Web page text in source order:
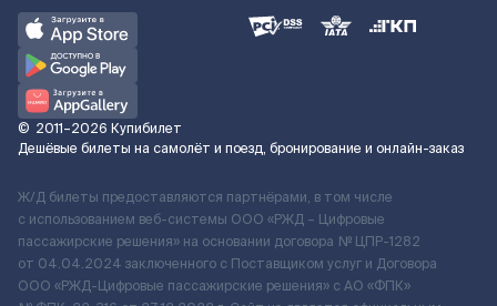
© 2011–2026 Купибилет
Дешёвые билеты на самолёт и поезд, бронирование и онлайн-заказ
Ж/Д билеты предоставляются партнёрами, в том числе
с использованием веб-системы ООО «РЖД – Цифровые
пассажирские решения» на основании договора № ЦПР-1282
от 04.04.2024 заключенного с Поставщиком услуг и Договора
ООО «РЖД-Цифровые пассажирские решения» c АО «ФПК»